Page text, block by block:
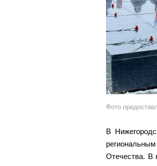
Фото
В
Отечества. В